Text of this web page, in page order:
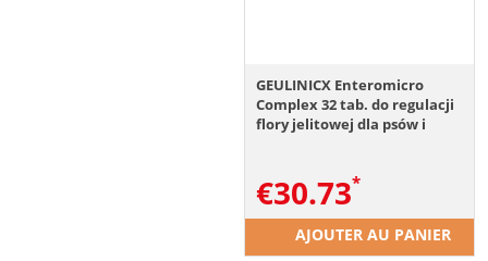
GEULINICX Enteromicro
Complex 32 tab. do regulacji
flory jelitowej dla psów i
€30.73
AJOUTER AU PANIER